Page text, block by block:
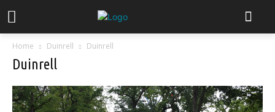
Home Duinrell Duinrell
Duinrell